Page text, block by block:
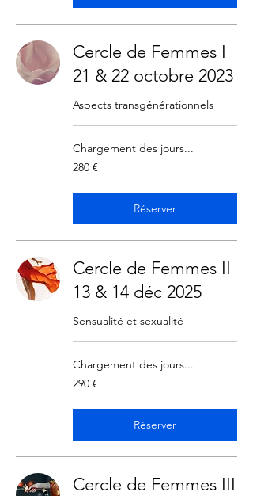
Cercle de Femmes I
21 & 22 octobre 2023
Aspects transgénérationnels
Chargement des jours...
280
euros
280 €
Réserver
Cercle de Femmes II
13 & 14 déc 2025
Sensualité et sexualité
Chargement des jours...
290
euros
290 €
Réserver
Cercle de Femmes III